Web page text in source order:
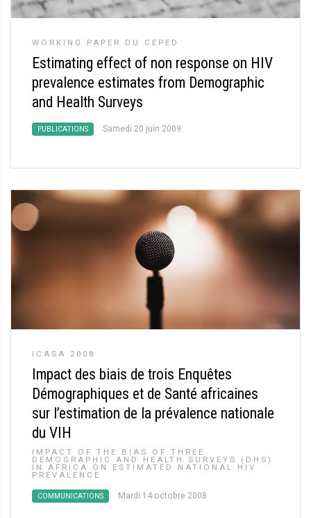
WORKING PAPER DU CEPED
Estimating effect of non response on HIV
prevalence estimates from Demographic
and Health Surveys
PUBLICATIONS Samedi 20 juin 2009
ICASA 2008
Impact des biais de trois Enquêtes
Démographiques et de Santé africaines
sur l’estimation de la prévalence nationale
du VIH
IMPACT OF THE BIAS OF THREE
DEMOGRAPHIC AND HEALTH SURVEYS (DHS)
IN AFRICA ON ESTIMATED NATIONAL HIV
PREVALENCE
COMMUNICATIONS Mardi 14 octobre 2008